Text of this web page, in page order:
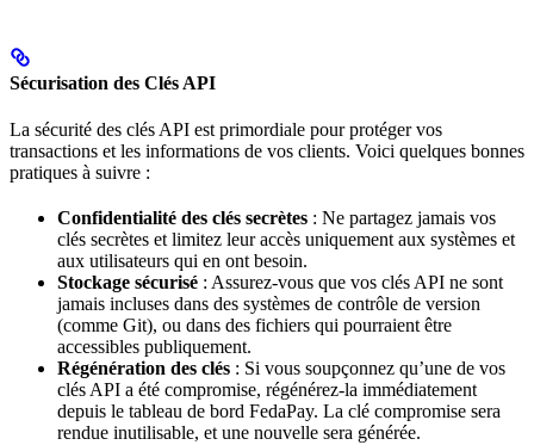
Sécurisation des Clés API
La sécurité des clés API est primordiale pour protéger vos
transactions et les informations de vos clients. Voici quelques bonnes
pratiques à suivre :
Confidentialité des clés secrètes : Ne partagez jamais vos
clés secrètes et limitez leur accès uniquement aux systèmes et
aux utilisateurs qui en ont besoin.
Stockage sécurisé : Assurez-vous que vos clés API ne sont
jamais incluses dans des systèmes de contrôle de version
(comme Git), ou dans des fichiers qui pourraient être
accessibles publiquement.
Régénération des clés : Si vous soupçonnez qu’une de vos
clés API a été compromise, régénérez-la immédiatement
depuis le tableau de bord FedaPay. La clé compromise sera
rendue inutilisable, et une nouvelle sera générée.